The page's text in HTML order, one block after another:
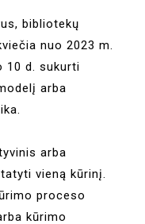
bibliotekų
nuo 2023 m.
10 d. sukurti
arba
arba
vieną kūrinį.
proceso
kūrimo